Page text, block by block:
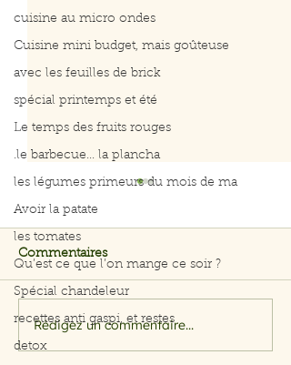
cuisine au micro ondes
Cuisine mini budget, mais goûteuse
avec les feuilles de brick
spécial printemps et été
Le temps des fruits rouges
.le barbecue... la plancha
les légumes primeurs du mois de ma
Avoir la patate
les tomates
Qu’est ce que l’on mange ce soir ?
Spécial chandeleur
recettes anti gaspi, et restes
detox
Menus du 3 au 7 août
2026
Commentaires
Rédigez un commentaire...